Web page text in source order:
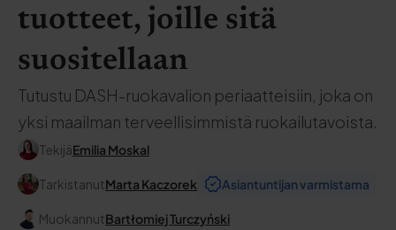
tuotteet, joille sitä
suositellaan
Tutustu DASH-ruokavalion periaatteisiin, joka on
yksi maailman terveellisimmistä ruokailutavoista.
TekijäEmilia Moskal
TarkistanutMarta Kaczorek Asiantuntijan varmistama
MuokannutBartłomiej Turczyński